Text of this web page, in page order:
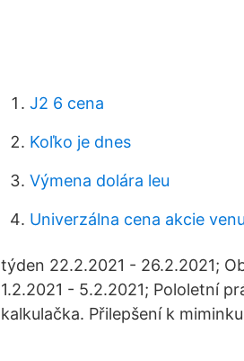
J2 6 cena
Koľko je dnes
Výmena dolára leu
Univerzálna cena akcie
týden 22.2.2021 - 26.2.2021;
1.2.2021 - 5.2.2021; Pololetní
kalkulačka. Přilepšení k